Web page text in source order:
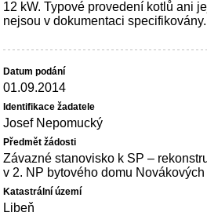
12 kW. Typové provedení kotlů ani
nejsou v dokumentaci specifikovány.
01.09.2014
Josef Nepomucký
Závazné stanovisko k SP –
v 2. NP bytového domu
Libeň